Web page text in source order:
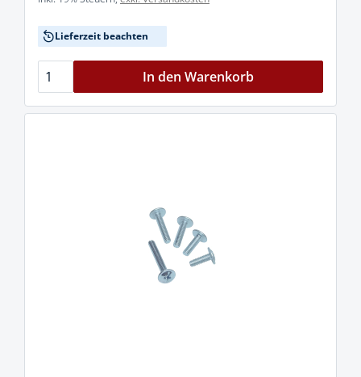
Lieferzeit beachten
In den Warenkorb